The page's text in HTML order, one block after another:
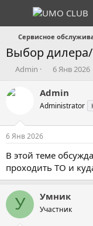
Сервисное
Выбор
А
т
т
е
м
ы
Admin
Д
т
а
н
а
л
а
6 Янв 2026
Admin
Administrator
6 Янв 2026
В этой теме
проходить ТО и
У Умник
Участник